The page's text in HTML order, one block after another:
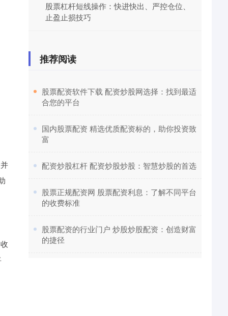
股票杠杆短线操作：快进快出、严控仓位、
止盈止损技巧
推荐阅读
​股票配资软件下载 配资炒股网选择：找到最适
合您的平台
​国内股票配资 精选优质配资标的，助你投资致
富
​配资炒股杠杆 配资炒股炒股：智慧炒股的首选
​股票正规配资网 股票配资利息：了解不同平台
的收费标准
​股票配资的行业门户 炒股炒股配资：创造财富
的捷径